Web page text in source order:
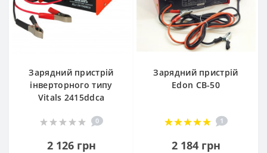
Зарядний пристрій
інверторного типу
Vitals 2415ddca
0
2 126 грн
Зарядний пристрій
Edon CB-50
1
2 184 грн